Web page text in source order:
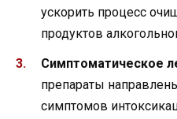
ускорить процесс
продуктов
Симптоматическое
препараты
симптомов